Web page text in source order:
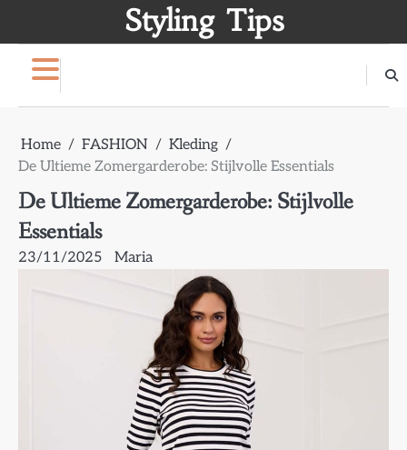
Styling Tips
Home FASHION
Kleding
De Ultieme Zomergarderobe: Stijlvolle Essentials
De Ultieme Zomergarderobe: Stijlvolle
Essentials
23/11/2025 Maria